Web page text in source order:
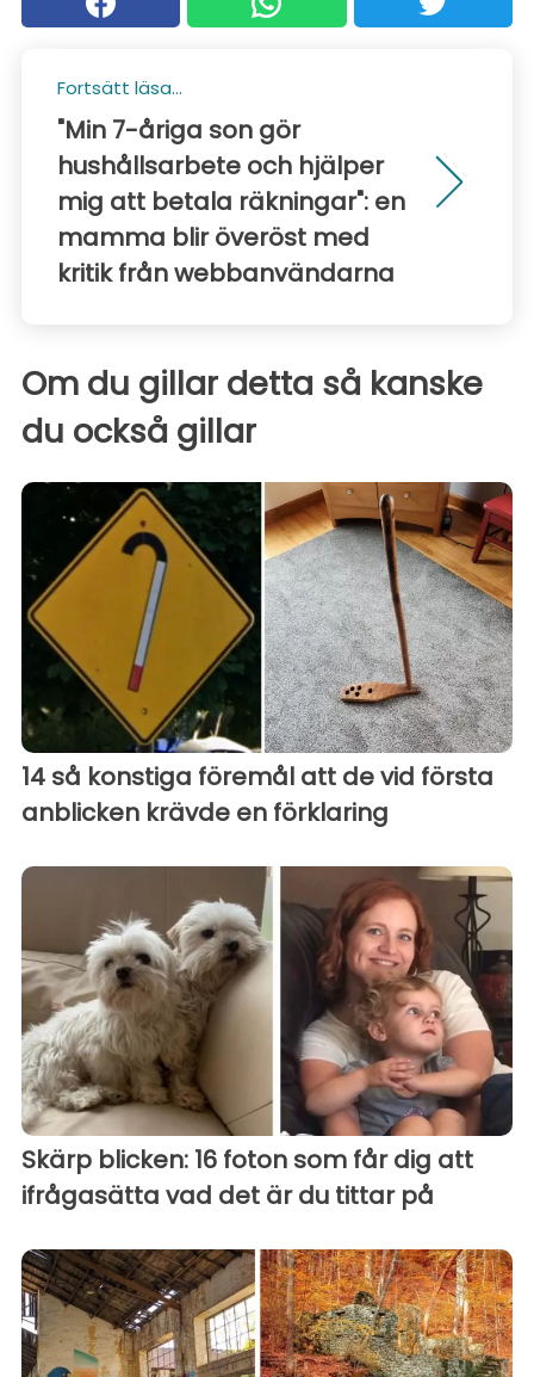
Fortsätt läsa...
"Min 7-åriga son gör
hushållsarbete och hjälper
mig att betala räkningar": en
mamma blir överöst med
kritik från webbanvändarna
Om du gillar detta så kanske
du också gillar
14 så konstiga föremål att de vid första
anblicken krävde en förklaring
Skärp blicken: 16 foton som får dig att
ifrågasätta vad det är du tittar på